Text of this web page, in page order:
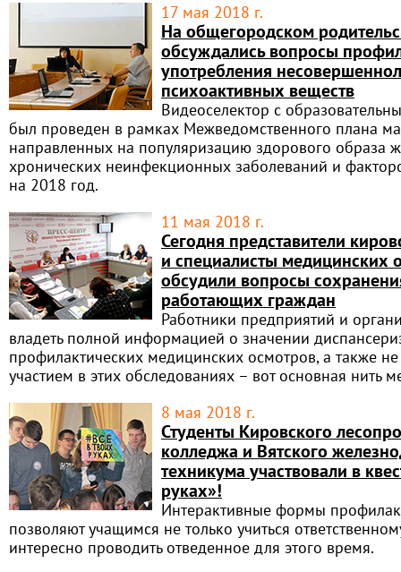
17 мая 2018 г.
На общегородском
обсуждались вопросы
употребления
психоактивных веществ
Видеоселектор с
был проведен в рамках Межведомственного плана
направленных на популяризацию здорового образа
хронических неинфекционных заболеваний и
на 2018 год.
11 мая 2018 г.
Сегодня представители
и специалисты медицинских
обсудили вопросы
работающих граждан
Работники предприятий и
владеть полной информацией о значении
профилактических медицинских осмотров, а также
участием в этих обследованиях – вот основная нить
8 мая 2018 г.
Студенты Кировского
колледжа и Вятского
техникума участвовали в
руках»!
Интерактивные формы
позволяют учащимся не только учиться
интересно проводить отведенное для этого время.